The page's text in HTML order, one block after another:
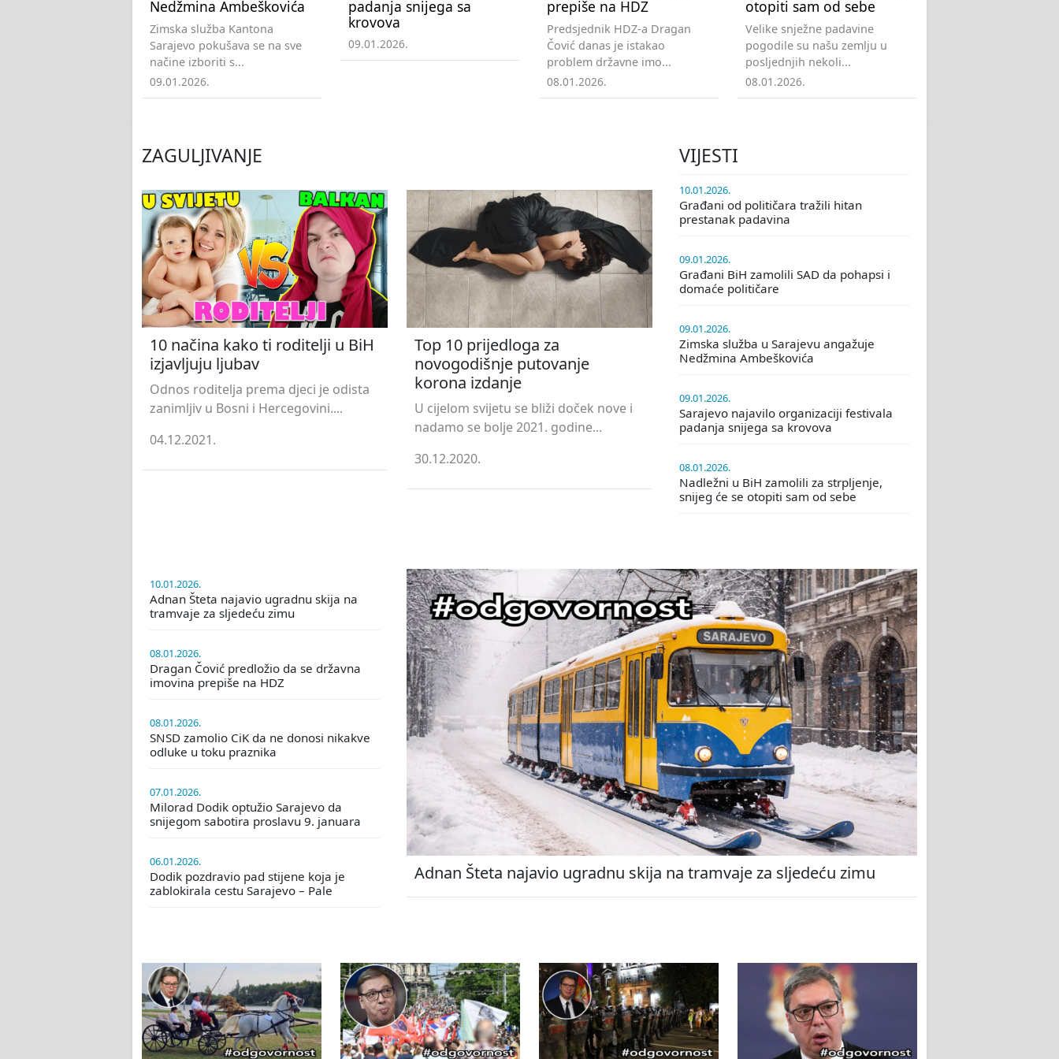
Nedžmina Ambeškovića
Zimska služba Kantona
Sarajevo pokušava se na sve
načine izboriti s...
09.01.2026.
padanja snijega sa
krovova
09.01.2026.
prepiše na HDZ
Predsjednik HDZ-a Dragan
Čović danas je istakao
problem državne imo...
08.01.2026.
otopiti sam od sebe
Velike snježne padavine
pogodile su našu zemlju u
posljednjih nekoli...
08.01.2026.
ZAGULJIVANJE
10 načina kako ti roditelji u BiH
izjavljuju ljubav
Odnos roditelja prema djeci je odista
zanimljiv u Bosni i Hercegovini....
04.12.2021.
Top 10 prijedloga za
novogodišnje putovanje
korona izdanje
U cijelom svijetu se bliži doček nove i
nadamo se bolje 2021. godine...
30.12.2020.
VIJESTI
10.01.2026.
Građani od političara tražili hitan
prestanak padavina
09.01.2026.
Građani BiH zamolili SAD da pohapsi i
domaće političare
09.01.2026.
Zimska služba u Sarajevu angažuje
Nedžmina Ambeškovića
09.01.2026.
Sarajevo najavilo organizaciji festivala
padanja snijega sa krovova
08.01.2026.
Nadležni u BiH zamolili za strpljenje,
snijeg će se otopiti sam od sebe
10.01.2026.
Adnan Šteta najavio ugradnu skija na
tramvaje za sljedeću zimu
08.01.2026.
Dragan Čović predložio da se državna
imovina prepiše na HDZ
08.01.2026.
SNSD zamolio CiK da ne donosi nikakve
odluke u toku praznika
07.01.2026.
Milorad Dodik optužio Sarajevo da
snijegom sabotira proslavu 9. januara
06.01.2026.
Dodik pozdravio pad stijene koja je
zablokirala cestu Sarajevo – Pale
Adnan Šteta najavio ugradnu skija na tramvaje za sljedeću zimu